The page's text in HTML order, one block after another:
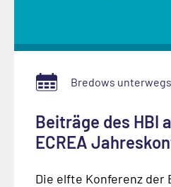
Bredows unterwegs
Beiträge des HBI
ECREA
Die elfte Konferenz der